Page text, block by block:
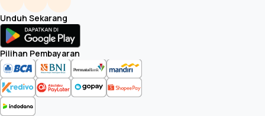
Unduh Sekarang
Pilihan Pembayaran